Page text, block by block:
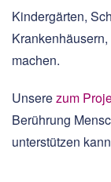
Kindergärten,
machen.
Unserezum
Berührung
unterstützen